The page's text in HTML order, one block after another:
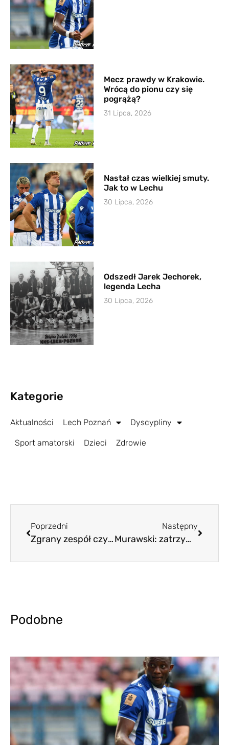
Mecz prawdy w Krakowie.
Wrócą do pionu czy się
pogrążą?
31 Lipca, 2026
Nastał czas wielkiej smuty.
Jak to w Lechu
30 Lipca, 2026
Odszedł Jarek Jechorek,
legenda Lecha
30 Lipca, 2026
Kategorie
Aktualności Lech Poznań Dyscypliny
Sport amatorski Dzieci Zdrowie
Poprzedni
Zgrany zespół czy indywidualna jakość?
Następny
Murawski: zatrzymają się na nas
Podobne